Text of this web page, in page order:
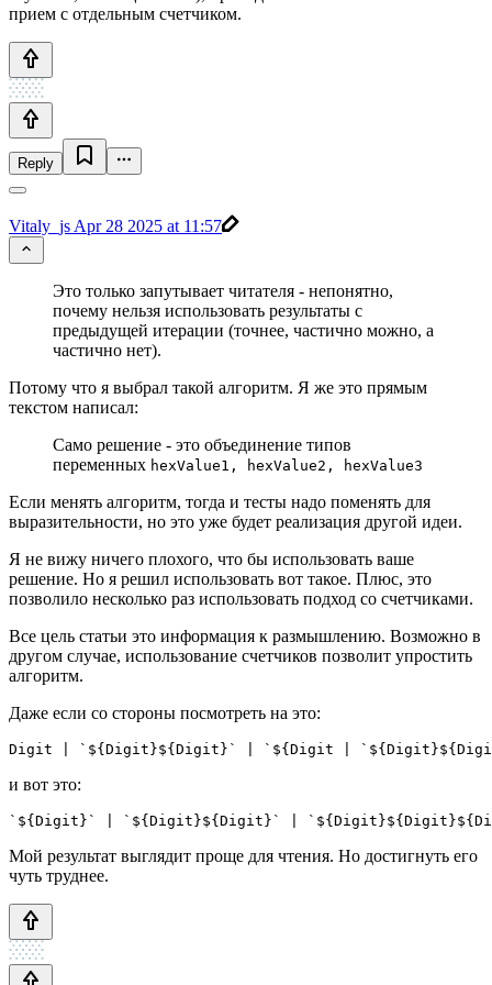
прием с отдельным счетчиком.
Reply
Vitaly_js Apr 28 2025 at 11:57
Это только запутывает читателя - непонятно,
почему нельзя использовать результаты с
предыдущей итерации (точнее, частично можно, а
частично нет).
Потому что я выбрал такой алгоритм. Я же это прямым
текстом написал:
Само решение - это объединение типов
переменных hexValue1, hexValue2, hexValue3
Если менять алгоритм, тогда и тесты надо поменять для
выразительности, но это уже будет реализация другой идеи.
Я не вижу ничего плохого, что бы использовать ваше
решение. Но я решил использовать вот такое. Плюс, это
позволило несколько раз использовать подход со счетчиками.
Все цель статьи это информация к размышлению. Возможно в
другом случае, использование счетчиков позволит упростить
алгоритм.
Даже если со стороны посмотреть на это:
Digit | `${Digit}${Digit}` | `${Digit |
и вот это:
`${Digit}` | `${Digit}${Digit}` |
Мой результат выглядит проще для чтения. Но достигнуть его
чуть труднее.